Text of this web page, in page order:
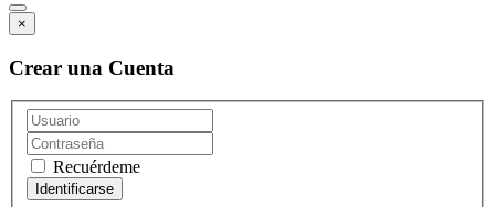
×
Crear una Cuenta
Recuérdeme